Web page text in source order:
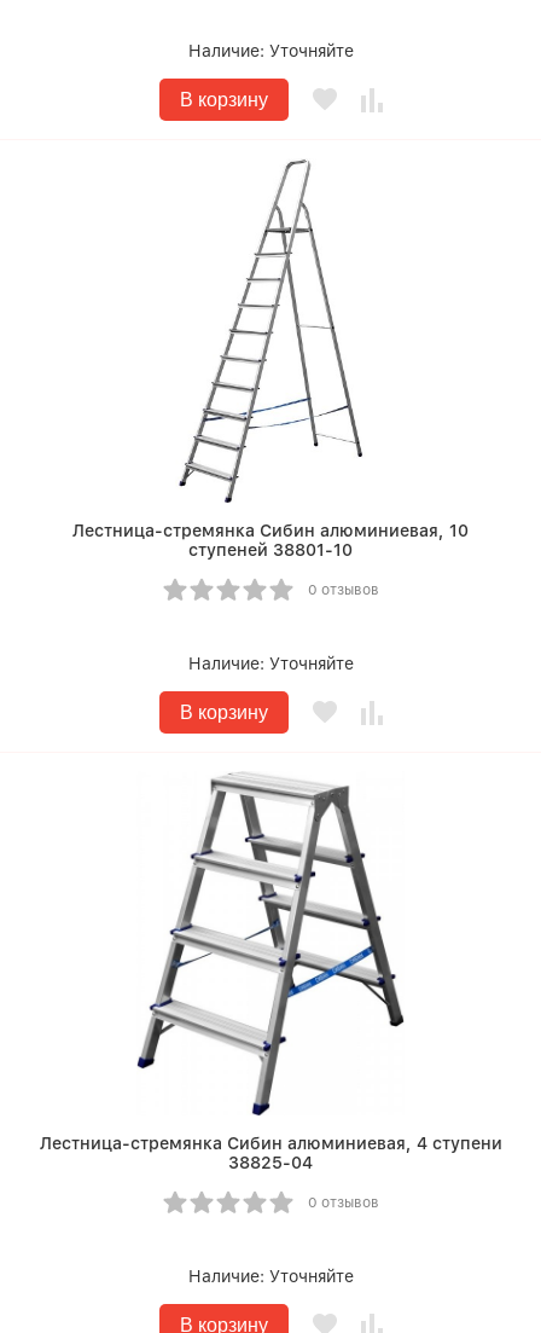
Наличие: Уточняйте
В корзину
Лестница-стремянка Сибин алюминиевая, 10
ступеней 38801-10
0 отзывов
Наличие: Уточняйте
В корзину
Лестница-стремянка Сибин алюминиевая, 4 ступени
38825-04
0 отзывов
Наличие: Уточняйте
В корзину